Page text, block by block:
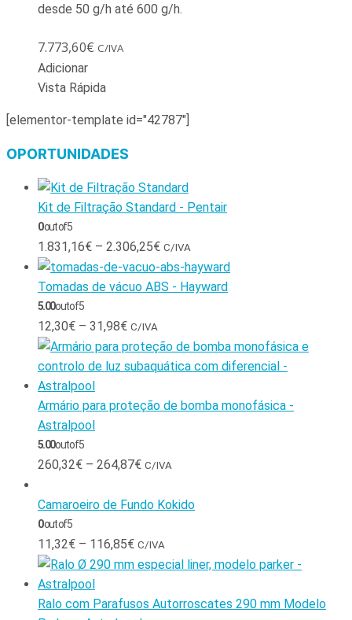
desde 50 g/h até 600 g/h.
7.773,60€ C/IVA
Adicionar
Vista Rápida
[elementor-template id="42787"]
OPORTUNIDADES
Kit de Filtração Standard - Pentair
0out of 5
1.831,16€ – 2.306,25€ C/IVA
Tomadas de vácuo ABS - Hayward
5.00out of 5
12,30€ – 31,98€ C/IVA
Armário para proteção de bomba monofásica -
Astralpool
5.00out of 5
260,32€ – 264,87€ C/IVA
Camaroeiro de Fundo Kokido
0out of 5
11,32€ – 116,85€ C/IVA
Ralo com Parafusos Autorroscates 290 mm Modelo